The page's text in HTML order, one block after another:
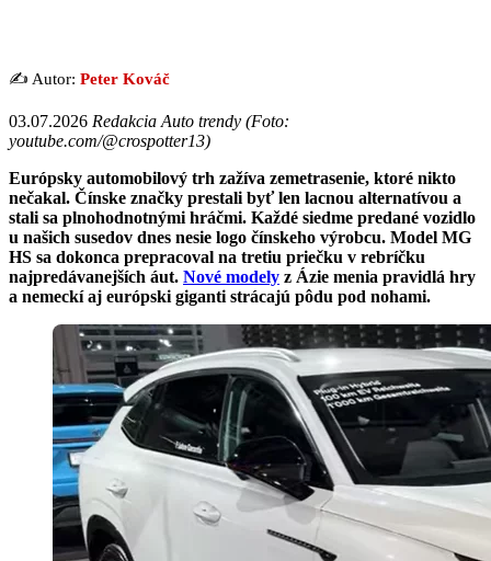
✍️ Autor: Peter Kováč
03.07.2026 Redakcia Auto trendy (Foto:
youtube.com/@crospotter13)
Európsky automobilový trh zažíva zemetrasenie, ktoré nikto
nečakal. Čínske značky prestali byť len lacnou alternatívou a
stali sa plnohodnotnými hráčmi. Každé siedme predané vozidlo
u našich susedov dnes nesie logo čínskeho výrobcu. Model MG
HS sa dokonca prepracoval na tretiu priečku v rebríčku
najpredávanejších áut. Nové modely z Ázie menia pravidlá hry
a nemeckí aj európski giganti strácajú pôdu pod nohami.